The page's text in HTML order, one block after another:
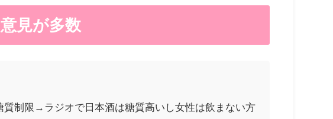
見が多数
制限→ラジオで日本酒は糖質高いし女性は飲まない方